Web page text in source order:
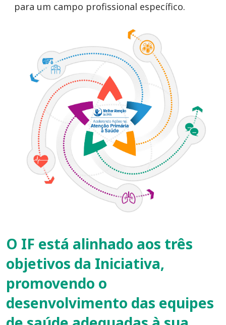
para um campo profissional específico.
O IF está alinhado aos três
objetivos da Iniciativa,
promovendo o
desenvolvimento das equipes